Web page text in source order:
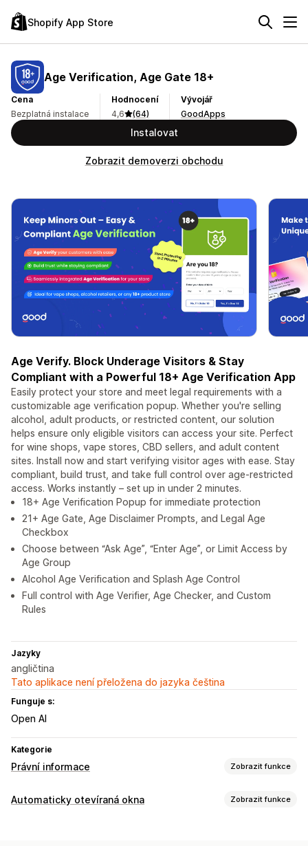
Shopify App Store
Age Verification, Age Gate 18+
Cena
Bezplatná instalace
Hodnocení
4,6
(64)
Vývojář
GoodApps
Instalovat
Zobrazit demoverzi obchodu
Age Verify. Block Underage Visitors & Stay
Compliant with a Powerful 18+ Age Verification App
Easily protect your store and meet legal requirements with a
customizable age verification popup. Whether you're selling
alcohol, adult products, or restricted content, our solution
helps ensure only eligible visitors can access your site. Perfect
for wine shops, vape stores, CBD sellers, and adult content
sites. Install now and start verifying visitor ages with ease. Stay
compliant, build trust, and take full control over age-restricted
access. Works instantly – set up in under 2 minutes.
18+ Age Verification Popup for immediate protection
21+ Age Gate, Age Disclaimer Prompts, and Legal Age
Checkbox
Choose between “Ask Age”, “Enter Age”, or Limit Access by
Age Group
Alcohol Age Verification and Splash Age Control
Full control with Age Verifier, Age Checker, and Custom
Rules
Jazyky
angličtina
Tato aplikace není přeložena do jazyka čeština
Funguje s:
Open AI
Kategorie
Právní informace Zobrazit funkce
Dodržování předpisů
Automaticky otevíraná okna Zobrazit funkce